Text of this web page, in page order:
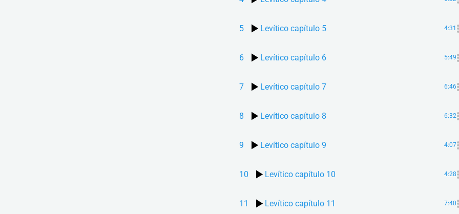
5 Levítico capítulo 5 4:31
6 Levítico capítulo 6 5:49
7 Levítico capítulo 7 6:46
8 Levítico capítulo 8 6:32
9 Levítico capítulo 9 4:07
10 Levítico capítulo 10 4:28
11 Levítico capítulo 11 7:40